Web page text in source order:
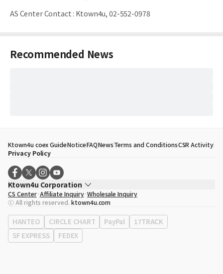
AS Center Contact: Ktown4u, 02-552-0978
Recommended News
Ktown4u coex GuideNoticeFAQNewsTerms and ConditionsCSR Activity
Privacy Policy
Ktown4u Corporation
CEO
Song Hyo Min
Business Registration No. 120-87-71116
Office Address513, Yeongdong-daero, Gangnam-gu, Seoul, Republic of
Korea
CS Center Affiliate Inquiry Wholesale Inquiry
ⓒ All rights reserved. ktown4u.com
HANTEO CIRCLE CHART PayPal
17TRACK
SF EXPRESS
FEDEX